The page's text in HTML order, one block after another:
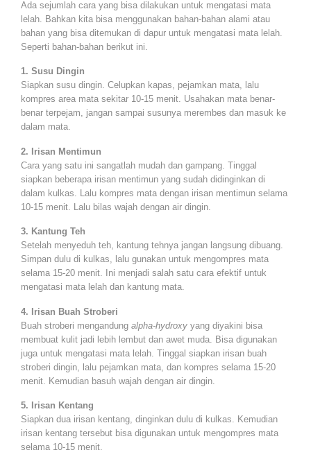
Ada sejumlah cara yang bisa dilakukan untuk mengatasi mata
lelah. Bahkan kita bisa menggunakan bahan-bahan alami atau
bahan yang bisa ditemukan di dapur untuk mengatasi mata lelah.
Seperti bahan-bahan berikut ini.
1. Susu Dingin
Siapkan susu dingin. Celupkan kapas, pejamkan mata, lalu
kompres area mata sekitar 10-15 menit. Usahakan mata benar-
benar terpejam, jangan sampai susunya merembes dan masuk ke
dalam mata.
2. Irisan Mentimun
Cara yang satu ini sangatlah mudah dan gampang. Tinggal
siapkan beberapa irisan mentimun yang sudah didinginkan di
dalam kulkas. Lalu kompres mata dengan irisan mentimun selama
10-15 menit. Lalu bilas wajah dengan air dingin.
3. Kantung Teh
Setelah menyeduh teh, kantung tehnya jangan langsung dibuang.
Simpan dulu di kulkas, lalu gunakan untuk mengompres mata
selama 15-20 menit. Ini menjadi salah satu cara efektif untuk
mengatasi mata lelah dan kantung mata.
4. Irisan Buah Stroberi
Buah stroberi mengandung alpha-hydroxy yang diyakini bisa
membuat kulit jadi lebih lembut dan awet muda. Bisa digunakan
juga untuk mengatasi mata lelah. Tinggal siapkan irisan buah
stroberi dingin, lalu pejamkan mata, dan kompres selama 15-20
menit. Kemudian basuh wajah dengan air dingin.
5. Irisan Kentang
Siapkan dua irisan kentang, dinginkan dulu di kulkas. Kemudian
irisan kentang tersebut bisa digunakan untuk mengompres mata
selama 10-15 menit.